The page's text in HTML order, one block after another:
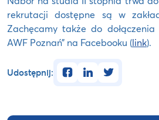
rekrutacji dostępne są w
Zachęcamy także do
AWF Poznań” na Facebooku (link).
Udostępnij: facebooklinkedintwitter